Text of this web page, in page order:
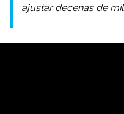
ajustar decenas de